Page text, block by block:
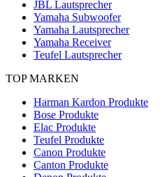
JBL Lautsprecher
Yamaha Subwoofer
Yamaha Lautsprecher
Yamaha Receiver
Teufel Lautsprecher
TOP MARKEN
Harman Kardon Produkte
Bose Produkte
Elac Produkte
Teufel Produkte
Canon Produkte
Canton Produkte